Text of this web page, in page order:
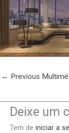
← Previous
Deixe um
Tem de iniciar a